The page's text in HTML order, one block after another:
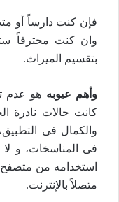
فإن كنت دارساً أو
وان كنت محترفاً
بتقسيم الميراث.
وأهم عيوبه هو عدم
كانت حالات نادرة
والكمال فى
فى المناسخات، و لا
استخدامه من متصفح
متصلاً بالإنترنت.